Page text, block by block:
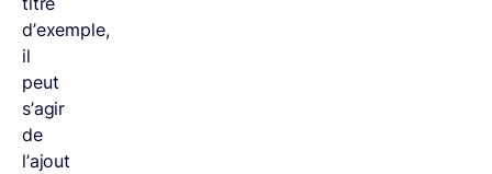
d’exemple,
il
peut
s’agir
de
l’ajout